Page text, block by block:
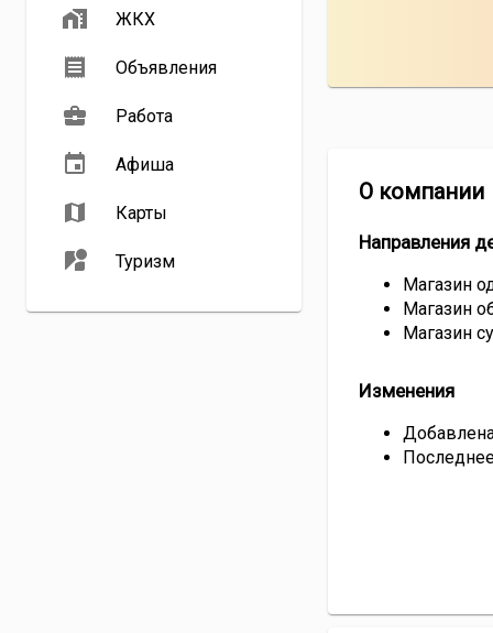
ЖКХ
Объявления
Работа
Афиша
Карты
Туризм
О компании
Направления
Магазин
Магазин
Магазин
Изменения